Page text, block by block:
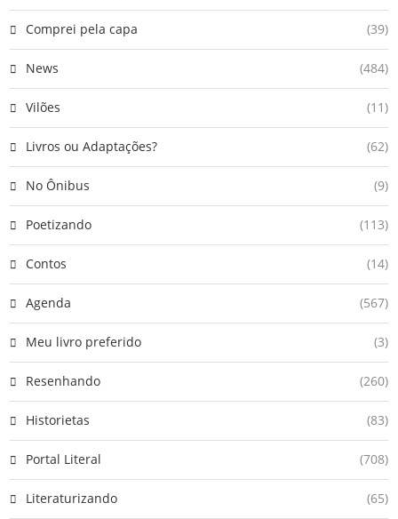
Comprei pela capa (39)
News (484)
Vilões (11)
Livros ou Adaptações? (62)
No Ônibus (9)
Poetizando (113)
Contos (14)
Agenda (567)
Meu livro preferido (3)
Resenhando (260)
Historietas (83)
Portal Literal (708)
Literaturizando (65)